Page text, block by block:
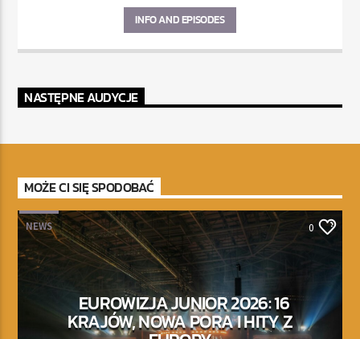
INFO AND EPISODES
NASTĘPNE AUDYCJE
MOŻE CI SIĘ SPODOBAĆ
NEWS 0
EUROWIZJA JUNIOR 2026: 16
KRAJÓW, NOWA PORA I HITY Z